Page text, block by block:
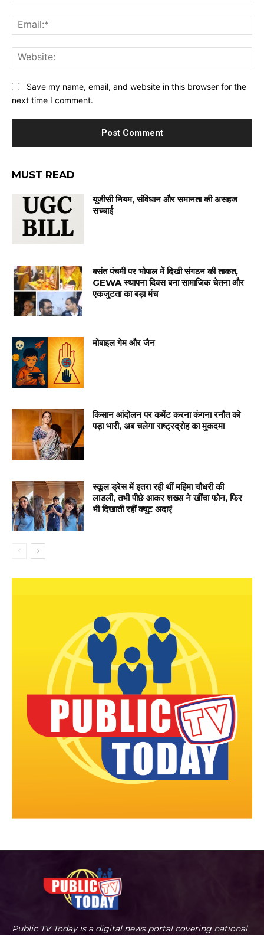
Save my name, email, and website in this browser for the
next time I comment.
MUST READ
यूजीसी नियम, संविधान और समानता की असहज
सच्चाई
बसंत पंचमी पर भोपाल में दिखी संगठन की ताकत,
GEWA स्थापना दिवस बना सामाजिक चेतना और
एकजुटता का बड़ा मंच
मोबाइल गेम और जैन
किसान आंदोलन पर कमेंट करना कंगना रनौत को
पड़ा भारी, अब चलेगा राष्ट्रद्रोह का मुकदमा
स्कूल ड्रेस में इतरा रही थीं महिमा चौधरी की
लाडली, तभी पीछे आकर शख्स ने खींचा फोन, फिर
भी दिखाती रहीं क्यूट अदाएं
Public TV Today is a digital news portal covering national